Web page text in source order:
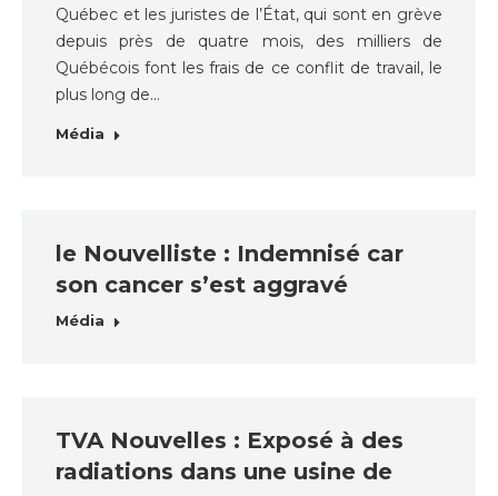
Québec et les juristes de l’État, qui sont en grève
depuis près de quatre mois, des milliers de
Québécois font les frais de ce conflit de travail, le
plus long de…
Média
le Nouvelliste : Indemnisé car
son cancer s’est aggravé
Média
TVA Nouvelles : Exposé à des
radiations dans une usine de